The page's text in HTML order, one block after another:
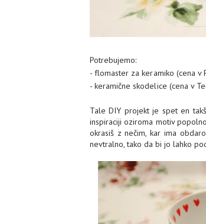
Potrebujemo:
- flomaster za keramiko (cena
- keramične skodelice (cena v
Tale DIY projekt je spet en
inspiraciji oziroma motiv
okrasiš z nečim, kar ima
nevtralno, tako da bi jo lahko